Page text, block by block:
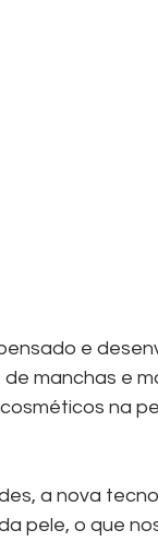
e
manchas e
na
a nova
pele, o que